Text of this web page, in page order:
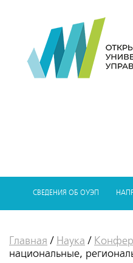
СВЕДЕНИЯ ОБ ОУЭП
Главная / Наука /
национальные,